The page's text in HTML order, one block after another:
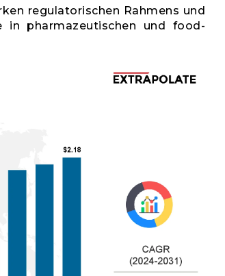
regulatorischen Rahmens und
in pharmazeutischen und food-